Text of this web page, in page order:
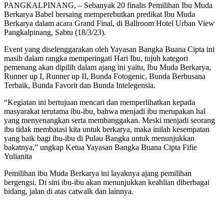
PANGKALPINANG, – Sebanyak 20 finalis Pemilihan Ibu Muda
Berkarya Babel bersaing memperebutkan predikat Ibu Muda
Berkarya dalam acara Grand Final, di Ballroom Hotel Urban View
Pangkalpinang, Sabtu (18/3/23).
Event yang diselenggarakan oleh Yayasan Bangka Buana Cipta ini
masih dalam rangka memperingati Hari Ibu, tujuh kategori
pemenang akan dipilih dalam ajang ini yaitu, Ibu Muda Berkarya,
Runner up I, Runner up II, Bunda Fotogenic, Bunda Berbusana
Terbaik, Bunda Favorit dan Bunda Intelegensia.
“Kegiatan ini bertujuan mencari dan memperlihatkan kepada
masyarakat terutama ibu-ibu, bahwa menjadi ibu merupakan hal
yang menyenangkan serta membanggakan. Meski menjadi seorang
ibu tidak membatasi kita untuk berkarya, maka inilah kesempatan
yang baik bagi ibu-ibu di Pulau Bangka untuk menunjukkan
bakatnya,” ungkap Ketua Yayasan Bangka Buana Cipta Fifie
Yulianita
Pemilihan ibu Muda Berkarya ini layaknya ajang pemilihan
bergengsi. Di sini ibu-ibu akan menunjukkan keahlian diberbagai
bidang, jalan di atas catwalk dan lainnya.